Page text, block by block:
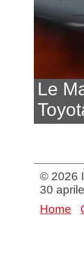
Le
© 2026
30
Home